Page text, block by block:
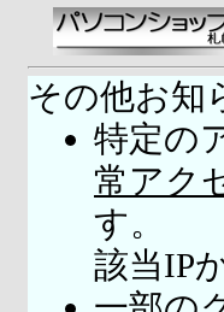
その他お知
特定の
常アク
す。
該当IP